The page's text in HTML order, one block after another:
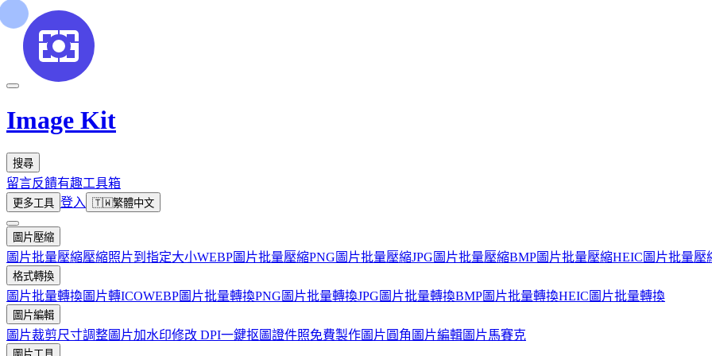
Image Kit
搜尋
留言反饋有趣工具箱
更多工具 登入 🇹🇼繁體中文
圖片壓縮
圖片批量壓縮壓縮照片到指定大小WEBP圖片批量壓縮PNG圖片批量壓縮JPG圖片批量壓縮BMP圖片批量壓縮HEIC圖片批量壓
格式轉換
圖片批量轉換圖片轉ICOWEBP圖片批量轉換PNG圖片批量轉換JPG圖片批量轉換BMP圖片批量轉換HEIC圖片批量轉換
圖片編輯
圖片裁剪尺寸調整圖片加水印修改 DPI一鍵抠圖證件照免費製作圖片圓角 圖片編輯圖片馬賽克